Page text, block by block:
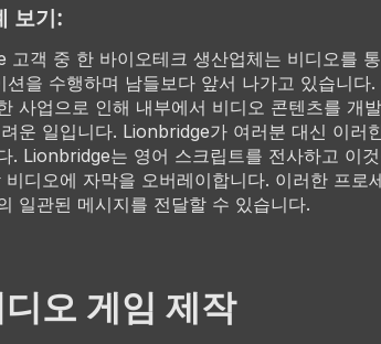
보기:
고객 중 한 바이오테크 생산업체는 비디오를
션을 수행하며 남들보다 앞서 나가고 있습니다
사업으로 인해 내부에서 비디오 콘텐츠를 개
운 일입니다. Lionbridge가 여러분 대신 이러
. Lionbridge는 영어 스크립트를 전사하고 이
비디오에 자막을 오버레이합니다. 이러한 프로
일관된 메시지를 전달할 수 있습니다.
오 게임 제작